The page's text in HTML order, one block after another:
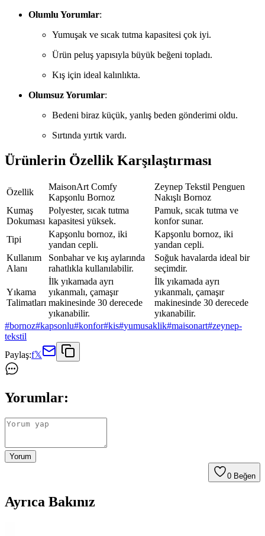
Olumlu Yorumlar:
Yumuşak ve sıcak tutma kapasitesi çok iyi.
Ürün peluş yapısıyla büyük beğeni topladı.
Kış için ideal kalınlıkta.
Olumsuz Yorumlar:
Bedeni biraz küçük, yanlış beden gönderimi oldu.
Sırtında yırtık vardı.
Ürünlerin Özellik Karşılaştırması
Özellik
MaisonArt Comfy
Kapşonlu Bornoz
Zeynep Tekstil Penguen
Nakışlı Bornoz
Kumaş
Dokuması
Polyester, sıcak tutma
kapasitesi yüksek.
Pamuk, sıcak tutma ve
konfor sunar.
Tipi
Kapşonlu bornoz, iki
yandan cepli.
Kapşonlu bornoz, iki
yandan cepli.
Kullanım
Alanı
Sonbahar ve kış aylarında
rahatlıkla kullanılabilir.
Soğuk havalarda ideal bir
seçimdir.
Yıkama
Talimatları
İlk yıkamada ayrı
yıkanmalı, çamaşır
makinesinde 30 derecede
yıkanabilir.
İlk yıkamada ayrı
yıkanmalı, çamaşır
makinesinde 30 derecede
yıkanabilir.
#bornoz#kapsonlu#konfor#kis#yumusaklik#maisonart#zeynep-
tekstil
Paylaş:f𝕏
Yorumlar:
Yorum
0 Beğen
Ayrıca Bakınız